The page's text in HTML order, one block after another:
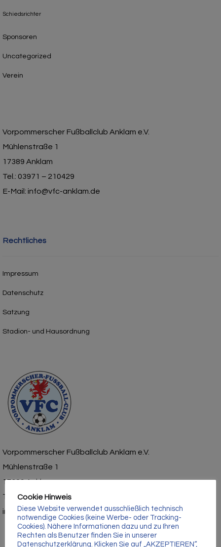
Schiedsrichter
Sponsoren
Uncategorized
Verein
Vorpommerscher Fußballclub Anklam e.V.
Mühlenstraße 1
17389 Anklam
Tel.: 03971 – 210429
E-Mail: info@vfc-anklam.de
Rechtliches
Impressum
Datenschutz
Satzung
Stadion- und Hausordnung
Vorpommerscher Fußballclub Anklam e.V.
Mühlenstraße 1
17389 Anklam
Tel.: 03971 – 210429
info@vfc-anklam.de
Cookie Hinweis
Diese Website verwendet ausschließlich technisch
notwendige Cookies (keine Werbe- oder Tracking-
Cookies). Nähere Informationen dazu und zu Ihren
Rechten als Benutzer finden Sie in unserer
Datenschutzerklärung. Klicken Sie auf „AKZEPTIEREN“,